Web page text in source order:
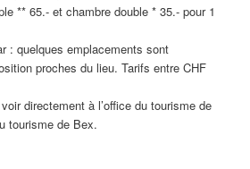
** 65.- et chambre double * 35.- pour 1
: quelques emplacements sont
proches du lieu. Tarifs entre CHF
directement à l’office du tourisme de
tourisme de Bex.